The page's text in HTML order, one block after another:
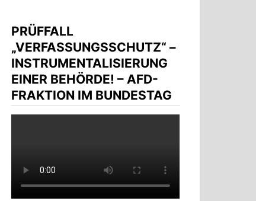
PRÜFFALL
„VERFASSUNGSSCHUTZ“ –
INSTRUMENTALISIERUNG
EINER BEHÖRDE! – AFD-
FRAKTION IM BUNDESTAG